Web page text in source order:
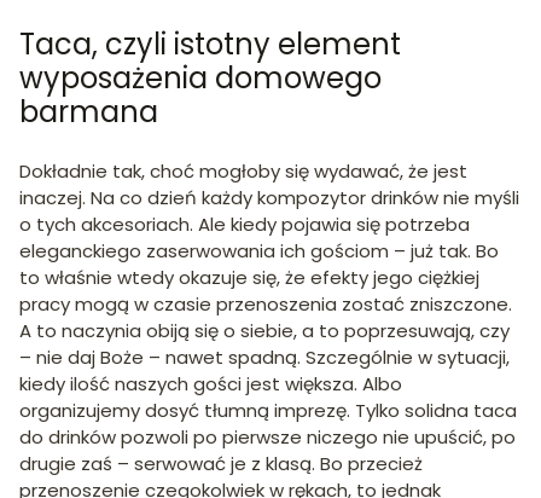
Taca, czyli istotny element
wyposażenia domowego
barmana
Dokładnie tak, choć mogłoby się wydawać, że jest
inaczej. Na co dzień każdy kompozytor drinków nie myśli
o tych akcesoriach. Ale kiedy pojawia się potrzeba
eleganckiego zaserwowania ich gościom – już tak. Bo
to właśnie wtedy okazuje się, że efekty jego ciężkiej
pracy mogą w czasie przenoszenia zostać zniszczone.
A to naczynia obiją się o siebie, a to poprzesuwają, czy
– nie daj Boże – nawet spadną. Szczególnie w sytuacji,
kiedy ilość naszych gości jest większa. Albo
organizujemy dosyć tłumną imprezę. Tylko solidna taca
do drinków pozwoli po pierwsze niczego nie upuścić, po
drugie zaś – serwować je z klasą. Bo przecież
przenoszenie czegokolwiek w rękach, to jednak